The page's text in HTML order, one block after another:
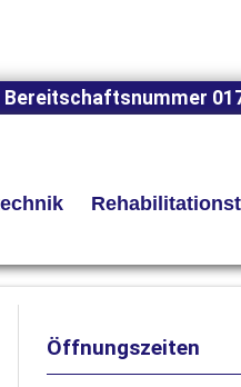
Bereitschaftsnummer
Öffnungszeiten